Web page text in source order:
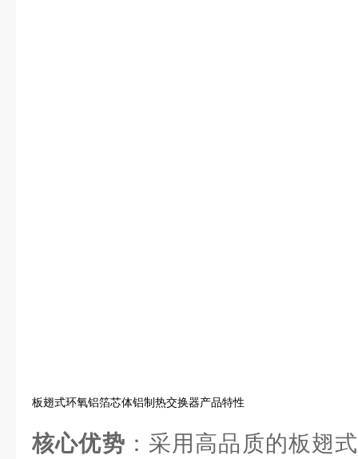
板翅式环氧铝箔芯体铝制热交换器产品特性
核心优势 ：采用高品质的板翅